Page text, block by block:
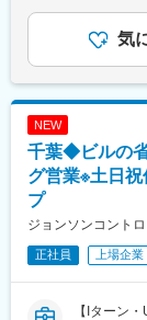
業として
リングサ
社3社で経
をしていま
取得しやす
す。長期的
変更の範囲
・主な分析
・分析項
ン酸、シ
ークライフ
◎借上社宅
厚生労働省
す。
◎社員の資
手当：実
6,826,000
あり、選
手当を含め
気
NEW
千葉◆ビルの
グ営業※土日
プ
ジョンソンコント
正社員 上場企業
【Iターン